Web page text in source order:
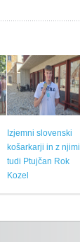
Izjemni slovenski
košarkarji in z njimi
tudi Ptujčan Rok
Kozel